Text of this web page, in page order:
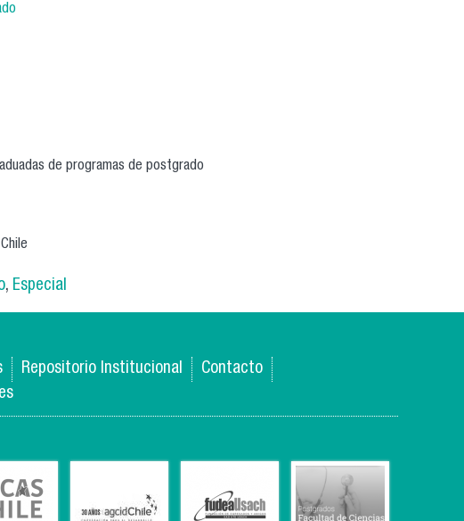
de programas de postgrado
, Especial
Repositorio Institucional
Contacto